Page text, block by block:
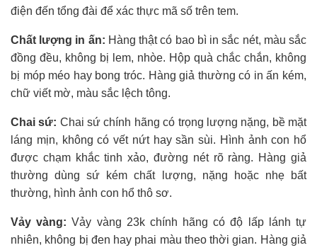
điện đến tổng đài để xác thực mã số trên tem.
Chất lượng in ấn: Hàng thật có bao bì in sắc nét, màu sắc
đồng đều, không bị lem, nhòe. Hộp quà chắc chắn, không
bị móp méo hay bong tróc. Hàng giả thường có in ấn kém,
chữ viết mờ, màu sắc lệch tông.
Chai sứ: Chai sứ chính hãng có trọng lượng nặng, bề mặt
láng mịn, không có vết nứt hay sần sùi. Hình ảnh con hổ
được chạm khắc tinh xảo, đường nét rõ ràng. Hàng giả
thường dùng sứ kém chất lượng, nặng hoặc nhẹ bất
thường, hình ảnh con hổ thô sơ.
Vảy vàng: Vảy vàng 23k chính hãng có độ lấp lánh tự
nhiên, không bị đen hay phai màu theo thời gian. Hàng giả